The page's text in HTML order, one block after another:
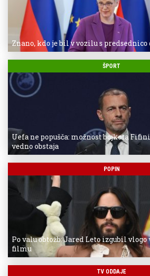
Znano, kdo je bil v vozilu s predsednico
ŠPORT
Uefa ne popušča: možnost bojkota
vedno obstaja
POPIN
Po valu obtožb: Jared Leto izgubil
filmu
TV ODDAJE